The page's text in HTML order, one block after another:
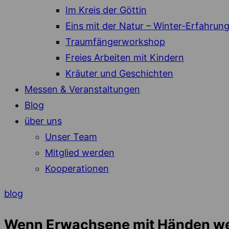
Im Kreis der Göttin
Eins mit der Natur – Winter-Erfahrung
Traumfängerworkshop
Freies Arbeiten mit Kindern
Kräuter und Geschichten
Messen & Veranstaltungen
Blog
über uns
Unser Team
Mitglied werden
Kooperationen
blog
Wenn Erwachsene mit Händen